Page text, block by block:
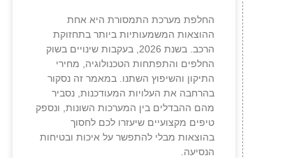
החלפת מערכת התמסורת היא אחת
ההוצאות המשמעותיות ביותר בתחזוקת
הרכב. בשנת 2026, בעקבות שינויים בשוק
החלפים והתפתחות הטכנולוגיה, מחירי
התיקון והשיפוץ השתנו. במאמר זה נסקור
בהרחבה את העלויות המעודכנות, נסביר
מהם ההבדלים בין המערכות השונות, ונספק
טיפים מקצועיים שיעזרו לכם לחסוך
בהוצאות מבלי להתפשר על איכות ובטיחות
הנסיעה.